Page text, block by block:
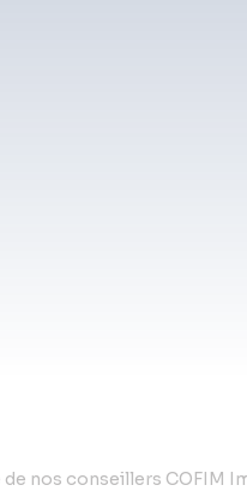
nos conseillers COFIM